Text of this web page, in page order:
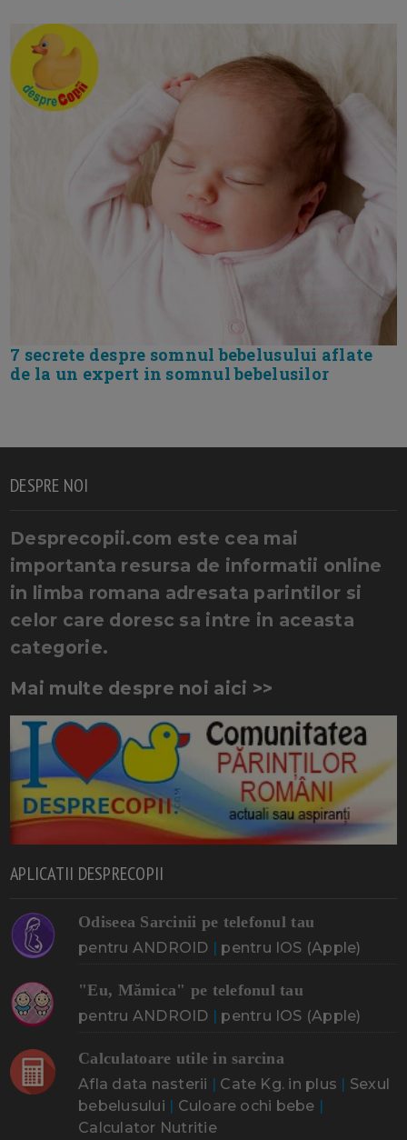
7 secrete despre somnul bebelusului aflate
de la un expert in somnul bebelusilor
DESPRE NOI
Desprecopii.com este cea mai
importanta resursa de informatii online
in limba romana adresata parintilor si
celor care doresc sa intre in aceasta
categorie.
Mai multe despre noi aici >>
APLICATII DESPRECOPII
Odiseea Sarcinii pe telefonul tau
pentru ANDROID | pentru IOS (Apple)
"Eu, Mămica" pe telefonul tau
pentru ANDROID | pentru IOS (Apple)
Calculatoare utile in sarcina
Afla data nasterii | Cate Kg. in plus | Sexul
bebelusului | Culoare ochi bebe |
Calculator Nutritie